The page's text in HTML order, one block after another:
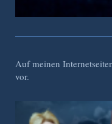
Auf meinen
vor.